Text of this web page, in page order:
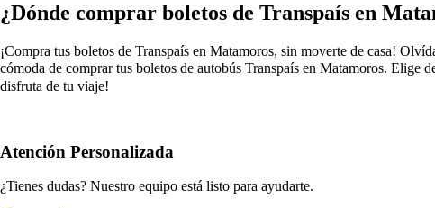
¿Dónde comprar boletos de Transpaís en
¡Compra tus boletos de Transpaís en Matamoros, sin moverte de casa!
cómoda de comprar tus boletos de autobús Transpaís en Matamoros. Elige
disfruta de tu viaje!
Atención Personalizada
¿Tienes dudas? Nuestro equipo está listo para ayudarte.